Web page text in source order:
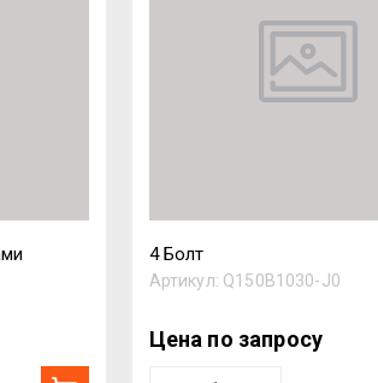
4 Болт
Артикул: Q150B1030-J0
Цена по запросу